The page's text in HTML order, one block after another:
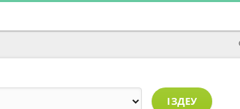
ІЗДЕУ